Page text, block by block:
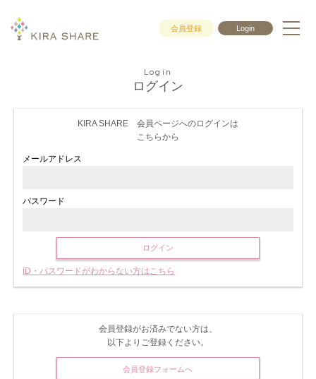
会員登録 Login
Login
ログイン
KIRA SHARE 会員ページへのログインは
こちらから
メールアドレス
パスワード
ログイン
ID・パスワードがわからない方はこちら
会員登録がお済みでない方は、
以下よりご登録ください。
会員登録フォームへ